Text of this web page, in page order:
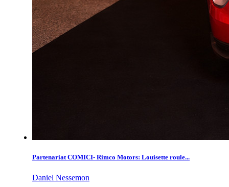
Partenariat COMICI- Rimco Motors: Louisette roule...
Daniel Nessemon